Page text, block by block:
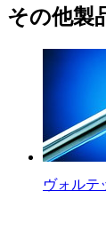
その他製
ヴォル